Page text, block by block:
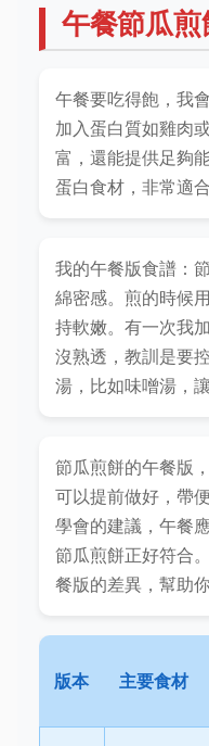
午餐節瓜
午餐要吃得飽，我
加入蛋白質如雞肉
富，還能提供足夠
蛋白食材，非常適
我的午餐版食譜：
綿密感。煎的時候
持軟嫩。有一次我
沒熟透，教訓是要
湯，比如味噌湯，
節瓜煎餅的午餐版
可以提前做好，帶
學會的建議，午餐
節瓜煎餅正好符合
餐版的差異，幫助你
版本 主要食材